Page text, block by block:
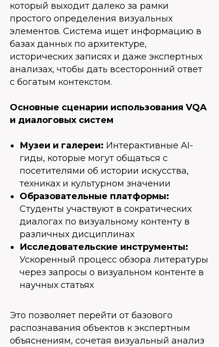
который выходит далеко за рамки
простого определения визуальных
элементов. Система ищет информацию в
базах данных по архитектуре,
исторических записях и даже экспертных
анализах, чтобы дать всесторонний ответ
с богатым контекстом.
Основные сценарии использования VQA
и диалоговых систем
Музеи и галереи: Интерактивные AI-
гиды, которые могут общаться с
посетителями об истории искусства,
техниках и культурном значении
Образовательные платформы:
Студенты участвуют в сократических
диалогах по визуальному контенту в
различных дисциплинах
Исследовательские инструменты:
Ускоренный процесс обзора литературы
через запросы о визуальном контенте в
научных статьях
Это позволяет перейти от базового
распознавания объектов к экспертным
объяснениям, сочетая визуальный анализ